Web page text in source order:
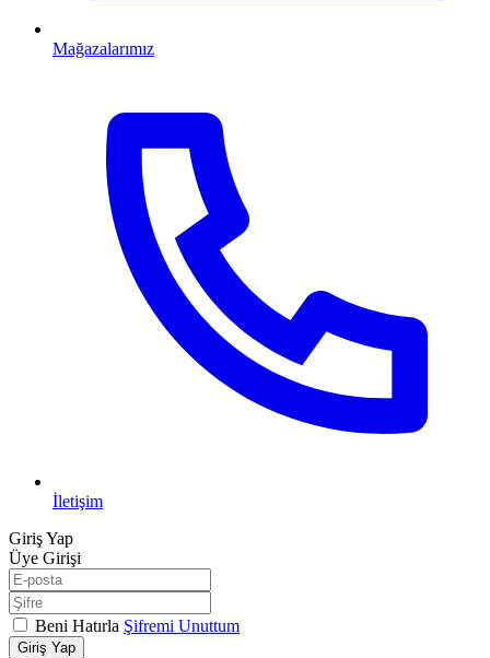
Mağazalarımız
İletişim
Giriş Yap
Üye Girişi
Beni Hatırla Şifremi Unuttum
Giriş Yap